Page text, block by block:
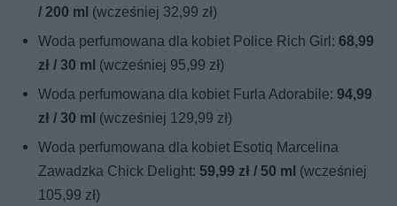
/ 200 ml (wcześniej 32,99 zł)
Woda perfumowana dla kobiet Police Rich Girl:68,99
zł / 30 ml (wcześniej 95,99 zł)
Woda perfumowana dla kobiet Furla Adorabile:94,99
zł / 30 ml (wcześniej 129,99 zł)
Woda perfumowana dla kobiet Esotiq Marcelina
Zawadzka Chick Delight: 59,99 zł / 50 ml (wcześniej
105,99 zł)